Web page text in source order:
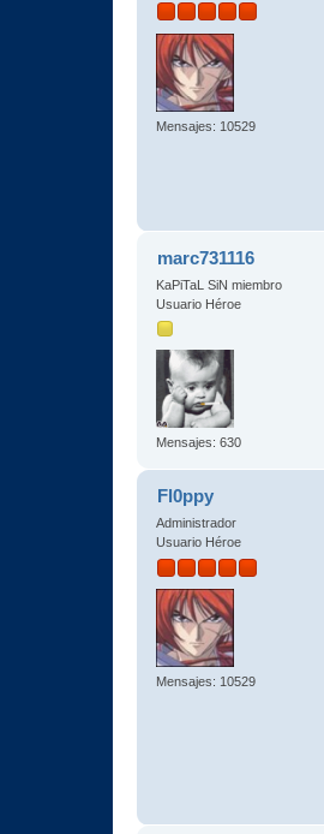
Mensajes: 10529
marc731116
KaPiTaL SiN miembro
Usuario Héroe
Mensajes: 630
Fl0ppy
Administrador
Usuario Héroe
Mensajes: 10529